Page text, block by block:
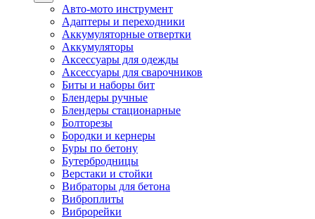
Авто-мото инструмент
Адаптеры и переходники
Аккумуляторные отвертки
Аккумуляторы
Аксессуары для одежды
Аксессуары для сварочников
Биты и наборы бит
Блендеры ручные
Блендеры стационарные
Болторезы
Бородки и кернеры
Буры по бетону
Бутербродницы
Верстаки и стойки
Вибраторы для бетона
Виброплиты
Виброрейки